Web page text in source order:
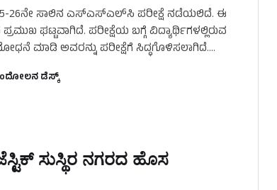
26ನೇ ಸಾಲಿನ ಎಸ್‌ಎಸ್‌ಎಲ್‌ಸಿ ಪರೀಕ್ಷೆ ನಡೆಯಲಿದೆ. ಈ
ಘಟ್ಟವಾಗಿದೆ. ಪರೀಕ್ಷೆಯ ಬಗ್ಗೆ ವಿದ್ಯಾರ್ಥಿಗಳಲ್ಲಿರುವ
ಮಾಡಿ ಅವರನ್ನು ಪರೀಕ್ಷೆಗೆ ಸಿದ್ಧಗೊಳಿಸಲಾಗಿದೆ.
ಡೆಸ್ಕ್
ಸುಸ್ಥಿರ ನಗರದ ಹೊಸ